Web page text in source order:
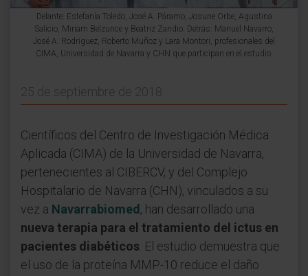
Delante: Estefanía Toledo, José A. Páramo, Josune Orbe, Agustina
Salicio, Miriam Belzunce y Beatriz Zandio. Detrás: Manuel Navarro,
José A. Rodriguez, Roberto Muñoz y Lara Montori, profesionales del
CIMA, Universidad de Navarra y CHN que participan en el estudio.
25 de septiembre de 2018
Científicos del Centro de Investigación Médica
Aplicada (CIMA) de la Universidad de Navarra,
pertenecientes al CIBERCV, y del Complejo
Hospitalario de Navarra (CHN), vinculados a su
vez a Navarrabiomed, han desarrollado una
nueva terapia para el tratamiento del ictus en
pacientes diabéticos . El estudio demuestra que
el uso de la proteína MMP-10 reduce el daño